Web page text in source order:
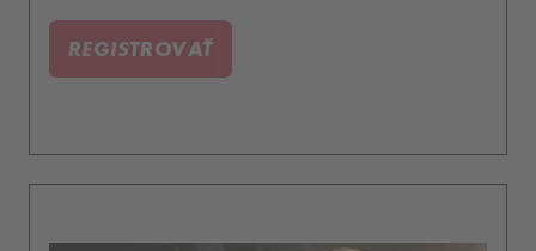
REGISTROVAŤ